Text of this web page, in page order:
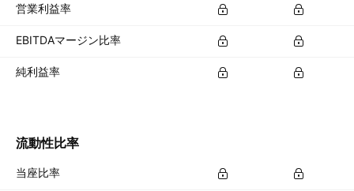
営業利益率
EBITDAマージン比率
純利益率
流動性比率
当座比率